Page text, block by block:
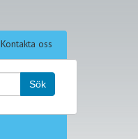
Kontakta oss
Sök